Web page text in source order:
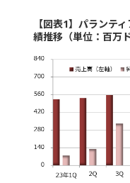
【図表1】パランテ
績推移（単位：百万ド